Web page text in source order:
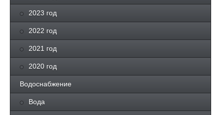
2023 год
2022 год
2021 год
2020 год
Водоснабжение
Вода